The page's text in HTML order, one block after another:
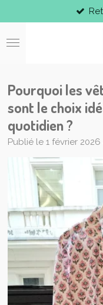
au
contenu
Pourquoi les
sont le choix
quotidien ?
Publié le 1 février 2026